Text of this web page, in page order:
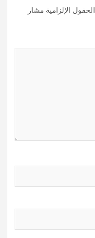
الحقول الإلزامية مشار